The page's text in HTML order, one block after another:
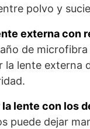
polvo y
externa con
de
la lente externa
lente con los
puede dejar